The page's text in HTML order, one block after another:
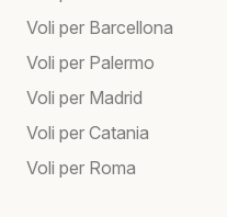
Voli per Barcellona
Voli per Palermo
Voli per Madrid
Voli per Catania
Voli per Roma